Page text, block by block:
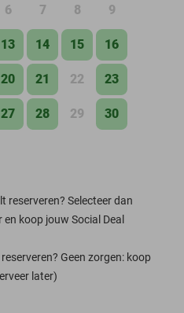
6 7 8 9
13 14 15 16
20 21 22 23
27 28 29 30
reserveren? Selecteer dan
koop jouw Social Deal
Geen zorgen: koop
later)